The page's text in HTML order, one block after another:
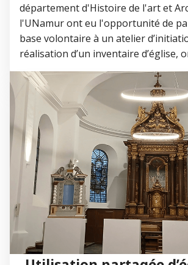
département d'Histoire de l'art et
l'UNamur ont eu l'opportunité de
base volontaire à un atelier
réalisation d’un inventaire d’église,